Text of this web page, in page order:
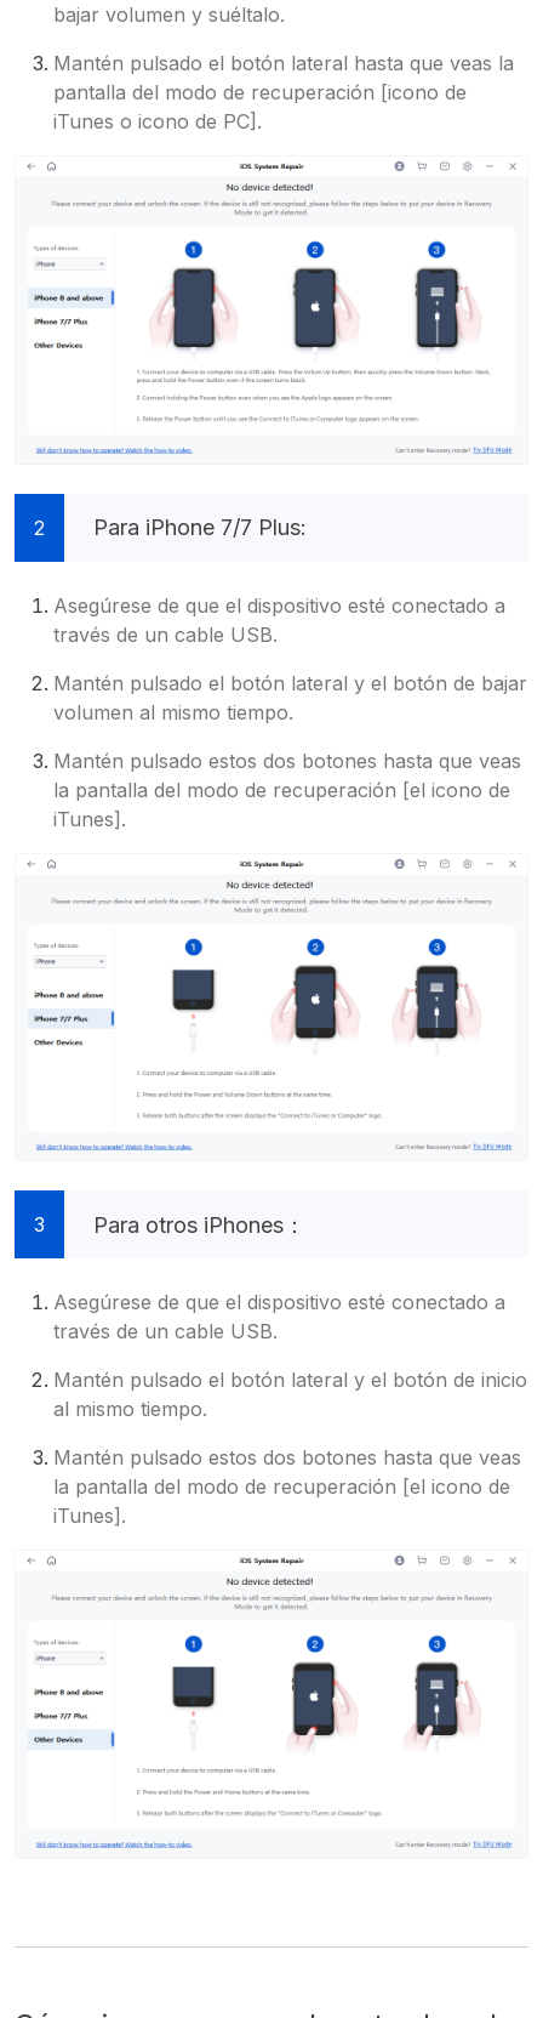
bajar volumen y suéltalo.
Mantén pulsado el botón lateral hasta que veas la
pantalla del modo de recuperación [icono de
iTunes o icono de PC].
2 Para iPhone 7/7 Plus:
Asegúrese de que el dispositivo esté conectado a
través de un cable USB.
Mantén pulsado el botón lateral y el botón de bajar
volumen al mismo tiempo.
Mantén pulsado estos dos botones hasta que veas
la pantalla del modo de recuperación [el icono de
iTunes].
3 Para otros iPhones：
Asegúrese de que el dispositivo esté conectado a
través de un cable USB.
Mantén pulsado el botón lateral y el botón de inicio
al mismo tiempo.
Mantén pulsado estos dos botones hasta que veas
la pantalla del modo de recuperación [el icono de
iTunes].